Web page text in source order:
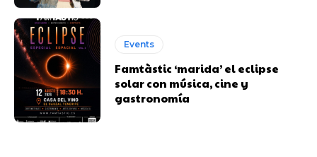
Events
Famtàstic ‘marida’ el eclipse
solar con música, cine y
gastronomía